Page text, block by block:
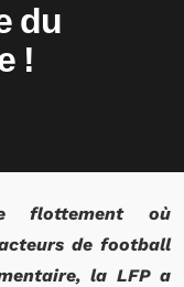
du
!
flottement où
de football
la LFP a